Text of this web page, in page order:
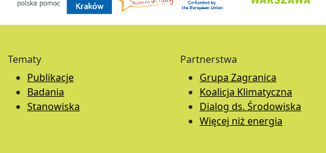
Tematy
Publikacje
Badania
Stanowiska
Partnerstwa
Grupa Zagranica
Koalicja Klimatyczna
Dialog ds. Środowiska
Więcej niż energia